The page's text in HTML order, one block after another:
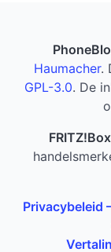
Haumacher.
GPL-3.0. De
FRITZ!Box
Privacybeleid